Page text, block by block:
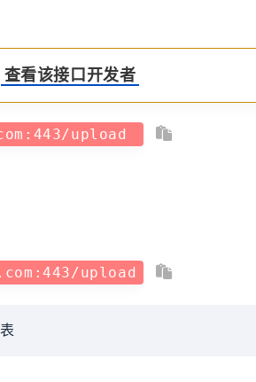
查看该接口开发者
upload
upload